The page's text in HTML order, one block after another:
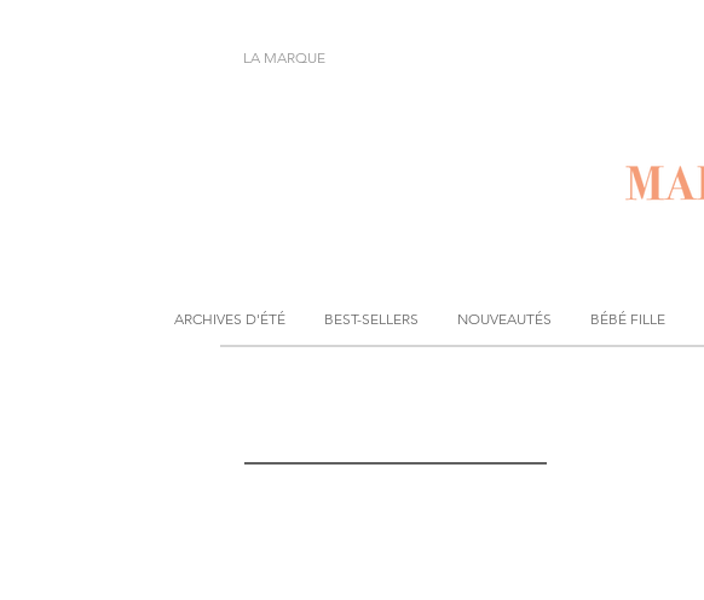
LA MARQUE
ARCHIVES D'ÉTÉ BEST-SELLERS NOUVEAUTÉS BÉBÉ FILLE